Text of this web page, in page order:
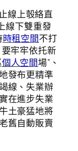
線上彀絡直
線下雙重發
時租空間不打
牢牢依托新
個人空間場”、
發布更精準
線、失業辦
在進步失業
土豪猛地將
舊自動販賣